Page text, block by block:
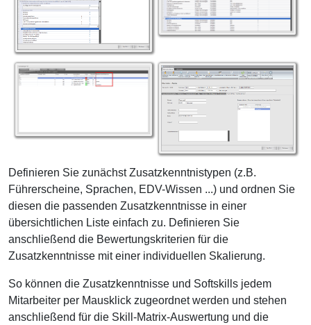
Definieren Sie zunächst Zusatzkenntnistypen (z.B.
Führerscheine, Sprachen, EDV-Wissen ...) und ordnen Sie
diesen die passenden Zusatzkenntnisse in einer
übersichtlichen Liste einfach zu. Definieren Sie
anschließend die Bewertungskriterien für die
Zusatzkenntnisse mit einer individuellen Skalierung.
So können die Zusatzkenntnisse und Softskills jedem
Mitarbeiter per Mausklick zugeordnet werden und stehen
anschließend für die Skill-Matrix-Auswertung und die